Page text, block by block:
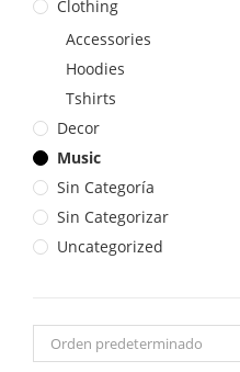
Clothing
Accessories
Hoodies
Tshirts
Decor
Music
Sin Categoría
Sin Categorizar
Uncategorized
Orden predeterminado